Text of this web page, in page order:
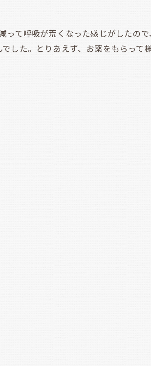
て呼吸が荒くなった感じがしたの
した。とりあえず、お薬をもらって